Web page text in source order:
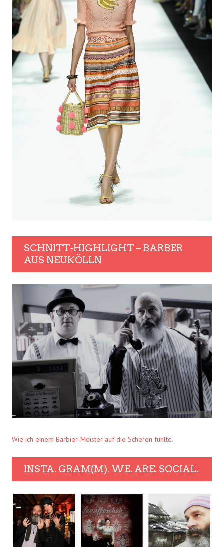
SCHNITT-HIGHLIGHT – BARBER
AUS NEUKÖLLN
Wie ich einem Barbier-Meister auf die Scheren fühlte.
INSTA. GRAM(M). WE. ARE. SOCIAL.